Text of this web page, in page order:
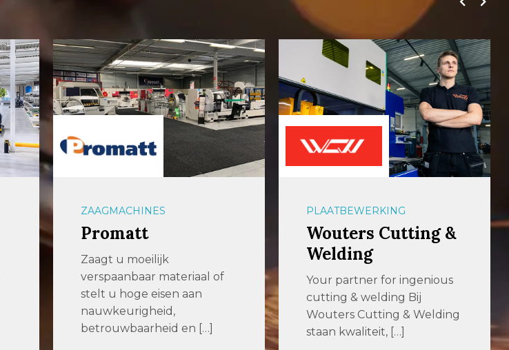
PLAATBEWERKING
Wouters Cutting &
Welding
Your partner for ingenious
cutting & welding Bij
Wouters Cutting & Welding
staan kwaliteit, […]
PLAATBEWERKING
Th. Wortelboer BV
Th. Wortelboer levert,
verhuurt, repareert en
onderhoudt machines en
gereedschappen voor
onder meer